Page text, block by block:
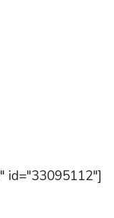
id="33095112"]